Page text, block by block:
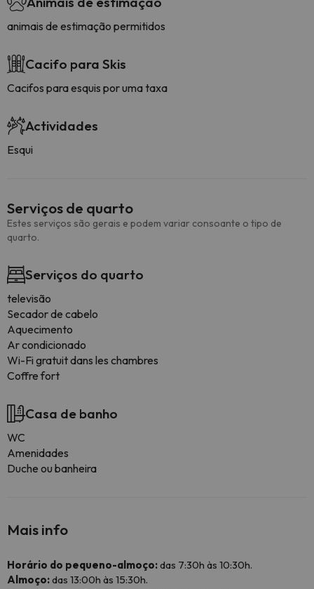
animais de estimação permitidos
Cacifo para Skis
Cacifos para esquis por uma taxa
Actividades
Esqui
Serviços de quarto
Estes serviços são gerais e podem variar consoante o tipo de
quarto.
Serviços do quarto
televisão
Secador de cabelo
Aquecimento
Ar condicionado
Wi-Fi gratuit dans les chambres
Coffre fort
Casa de banho
WC
Amenidades
Duche ou banheira
Mais info
Horário do pequeno-almoço:das 7:30h às 10:30h.
Almoço:das 13:00h às 15:30h.